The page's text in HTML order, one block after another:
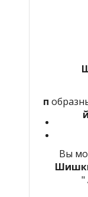
п
й
Вы
"